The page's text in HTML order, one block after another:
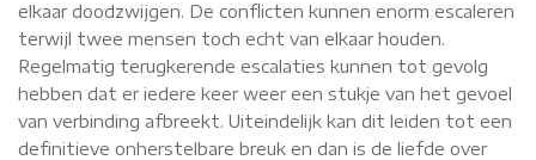
elkaar doodzwijgen. De conflicten kunnen enorm escaleren
terwijl twee mensen toch echt van elkaar houden.
Regelmatig terugkerende escalaties kunnen tot gevolg
hebben dat er iedere keer weer een stukje van het gevoel
van verbinding afbreekt. Uiteindelijk kan dit leiden tot een
definitieve onherstelbare breuk en dan is de liefde over